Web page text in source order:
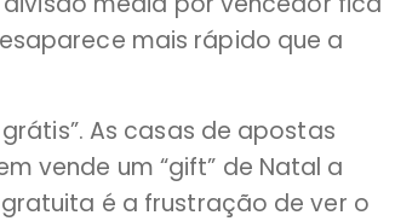
mais rápido que a
As casas de apostas
vende um “gift” de Natal a
é a frustração de ver o